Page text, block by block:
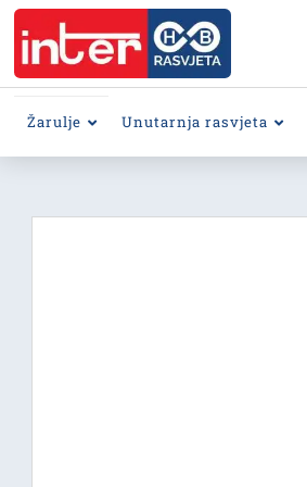
Žarulje Unutarnja rasvjeta